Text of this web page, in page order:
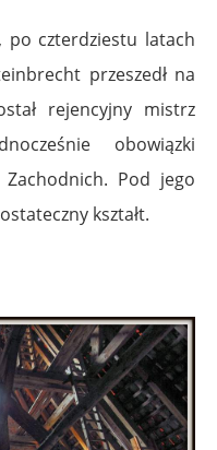
po czterdziestu latach
przeszedł na
rejencyjny mistrz
obowiązki
Pod jego
kształt.